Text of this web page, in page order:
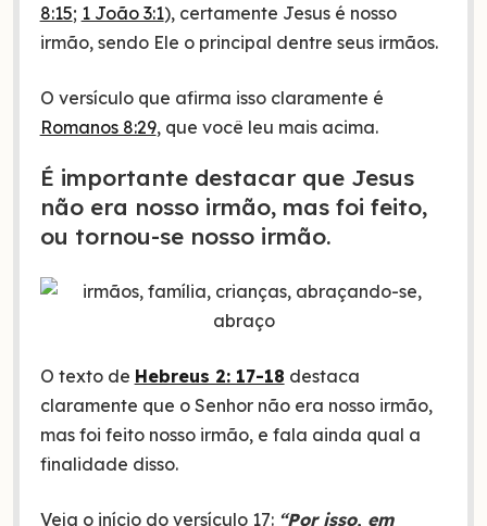
8:15; 1 João 3:1), certamente Jesus é nosso
irmão, sendo Ele o principal dentre seus irmãos.
O versículo que afirma isso claramente é
Romanos 8:29, que você leu mais acima.
É importante destacar que Jesus
não era nosso irmão, mas foi feito,
ou tornou-se nosso irmão.
O texto de Hebreus 2: 17-18 destaca
claramente que o Senhor não era nosso irmão,
mas foi feito nosso irmão, e fala ainda qual a
finalidade disso.
Veja o início do versículo 17: “Por isso, em